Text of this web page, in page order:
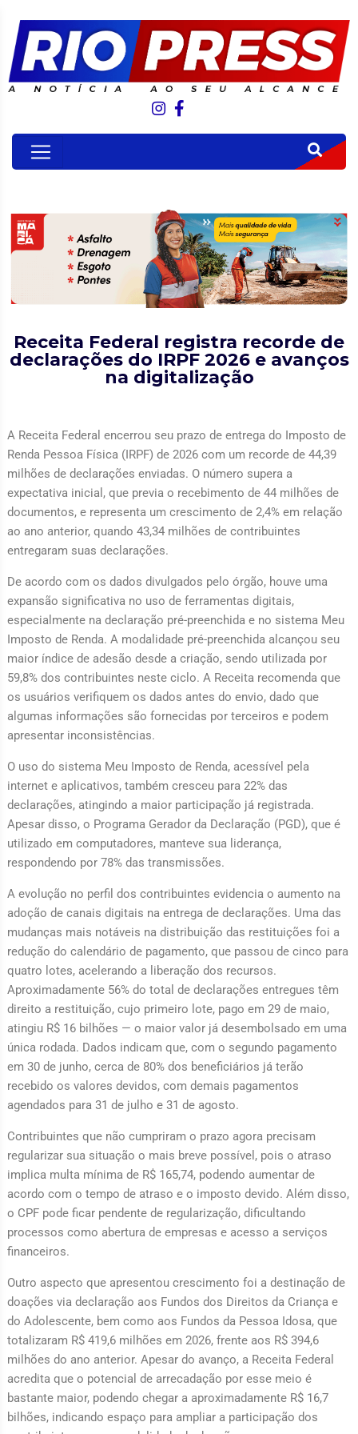
Receita Federal registra recorde de
declarações do IRPF 2026 e avanços
na digitalização
A Receita Federal encerrou seu prazo de entrega do Imposto de
Renda Pessoa Física (IRPF) de 2026 com um recorde de 44,39
milhões de declarações enviadas. O número supera a
expectativa inicial, que previa o recebimento de 44 milhões de
documentos, e representa um crescimento de 2,4% em relação
ao ano anterior, quando 43,34 milhões de contribuintes
entregaram suas declarações.
De acordo com os dados divulgados pelo órgão, houve uma
expansão significativa no uso de ferramentas digitais,
especialmente na declaração pré-preenchida e no sistema Meu
Imposto de Renda. A modalidade pré-preenchida alcançou seu
maior índice de adesão desde a criação, sendo utilizada por
59,8% dos contribuintes neste ciclo. A Receita recomenda que
os usuários verifiquem os dados antes do envio, dado que
algumas informações são fornecidas por terceiros e podem
apresentar inconsistências.
O uso do sistema Meu Imposto de Renda, acessível pela
internet e aplicativos, também cresceu para 22% das
declarações, atingindo a maior participação já registrada.
Apesar disso, o Programa Gerador da Declaração (PGD), que é
utilizado em computadores, manteve sua liderança,
respondendo por 78% das transmissões.
A evolução no perfil dos contribuintes evidencia o aumento na
adoção de canais digitais na entrega de declarações. Uma das
mudanças mais notáveis na distribuição das restituições foi a
redução do calendário de pagamento, que passou de cinco para
quatro lotes, acelerando a liberação dos recursos.
Aproximadamente 56% do total de declarações entregues têm
direito a restituição, cujo primeiro lote, pago em 29 de maio,
atingiu R$ 16 bilhões — o maior valor já desembolsado em uma
única rodada. Dados indicam que, com o segundo pagamento
em 30 de junho, cerca de 80% dos beneficiários já terão
recebido os valores devidos, com demais pagamentos
agendados para 31 de julho e 31 de agosto.
Contribuintes que não cumpriram o prazo agora precisam
regularizar sua situação o mais breve possível, pois o atraso
implica multa mínima de R$ 165,74, podendo aumentar de
acordo com o tempo de atraso e o imposto devido. Além disso,
o CPF pode ficar pendente de regularização, dificultando
processos como abertura de empresas e acesso a serviços
financeiros.
Outro aspecto que apresentou crescimento foi a destinação de
doações via declaração aos Fundos dos Direitos da Criança e
do Adolescente, bem como aos Fundos da Pessoa Idosa, que
totalizaram R$ 419,6 milhões em 2026, frente aos R$ 394,6
milhões do ano anterior. Apesar do avanço, a Receita Federal
acredita que o potencial de arrecadação por esse meio é
bastante maior, podendo chegar a aproximadamente R$ 16,7
bilhões, indicando espaço para ampliar a participação dos